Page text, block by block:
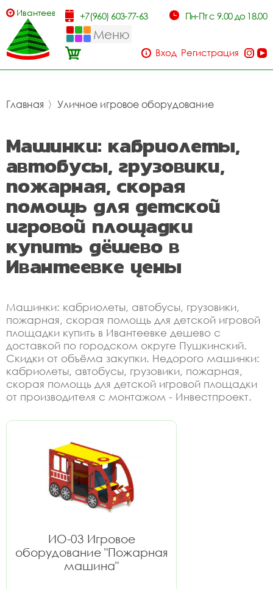
Ивантеевка +7(960) 603-77-63 Пн-Пт с 9.00 до 18.00
Меню
Вход Регистрация
Главная 〉 Уличное игровое оборудование
Машинки: кабриолеты,
автобусы, грузовики,
пожарная, скорая
помощь для детской
игровой площадки
купить дёшево в
Ивантеевке цены
Машинки: кабриолеты, автобусы, грузовики,
пожарная, скорая помощь для детской игровой
площадки купить в Ивантеевке дешево с
доставкой по городском округе Пушкинский.
Скидки от объёма закупки. Недорого машинки:
кабриолеты, автобусы, грузовики, пожарная,
скорая помощь для детской игровой площадки
от производителя с монтажом - Инвестпроект.
ИО-03 Игровое
оборудование "Пожарная
машина"